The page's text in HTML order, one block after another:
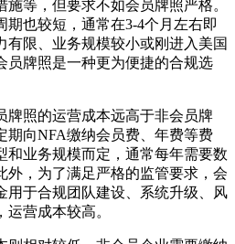
等，但要求不如会员牌照严格。
期也较短，通常在3-4个月左右即
有限、业务规模较小或刚进入美国
员牌照是一种更为便捷的合规选
牌照的运营成本远高于非会员牌
期向NFA缴纳会员费、年费等费
和业务规模而定，通常每年需要数
外，为了满足严格的监管要求，会
用于合规团队建设、系统升级、风
营成本较高。